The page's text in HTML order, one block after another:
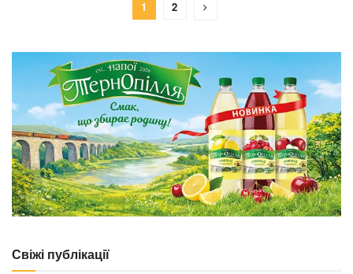
1 2
Свіжі публікації